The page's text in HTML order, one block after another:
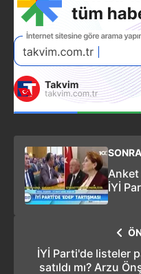
İYİ
İYİ Parti'de listeler
satıldı mı? Arzu